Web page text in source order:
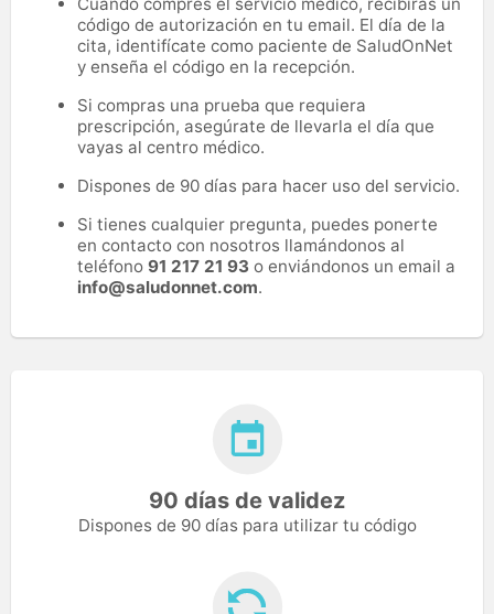
Cuando compres el servicio médico, recibirás un
código de autorización en tu email. El día de la
cita, identifícate como paciente de SaludOnNet
y enseña el código en la recepción.
Si compras una prueba que requiera
prescripción, asegúrate de llevarla el día que
vayas al centro médico.
Dispones de 90 días para hacer uso del servicio.
Si tienes cualquier pregunta, puedes ponerte
en contacto con nosotros llamándonos al
teléfono 91 217 21 93 o enviándonos un email a
info@saludonnet.com.
90 días de validez
Dispones de 90 días para utilizar tu código